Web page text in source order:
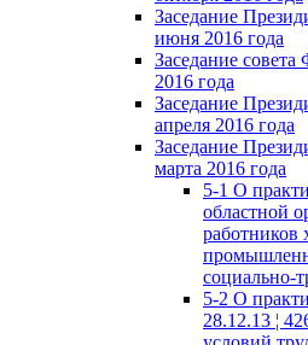
Заседание
июня 2016 года
Заседание
2016 года
Заседание
апреля 2016 года
Заседание
марта 2016 года
5-1 О
областной
работников
социально-
5-2 О
28.12.13 ¦